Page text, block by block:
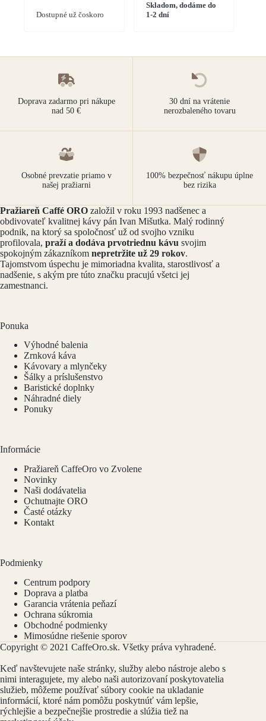
variantov.
vybrať
stránke
produktu.
Dostupné už čoskoro
variantov.
Možnosti
na
Skladom, dodáme do
1-2 dní
Doprava zadarmo pri nákupe
nad 50 €
30 dní na vrátenie
nerozbaleného tovaru
Osobné prevzatie priamo v
našej pražiarni
100% bezpečnosť nákupu úplne
bez rizika
Pražiareň Caffé ORO založil v roku 1993 nadšenec a
obdivovateľ kvalitnej kávy pán Ivan Mišutka. Malý rodinný
podnik, na ktorý sa spoločnosť už od svojho vzniku
profilovala, praží a dodáva prvotriednu kávu svojim
spokojným zákazníkom nepretržite už 29 rokov.
Tajomstvom úspechu je mimoriadna kvalita, starostlivosť a
nadšenie, s akým pre túto značku pracujú všetci jej
zamestnanci.
Ponuka
Výhodné balenia
Zrnková káva
Kávovary a mlynčeky
Šálky a príslušenstvo
Baristické doplnky
Náhradné diely
Ponuky
Informácie
Pražiareň CaffeOro vo Zvolene
Novinky
Naši dodávatelia
Ochutnajte ORO
Časté otázky
Kontakt
Podmienky
Centrum podpory
Doprava a platba
Garancia vrátenia peňazí
Ochrana súkromia
Obchodné podmienky
Mimosúdne riešenie sporov
Copyright © 2021 CaffeOro.sk. Všetky práva vyhradené.
Keď navštevujete naše stránky, služby alebo nástroje alebo s
nimi interagujete, my alebo naši autorizovaní poskytovatelia
služieb, môžeme používať súbory cookie na ukladanie
informácií, ktoré nám pomôžu poskytnúť vám lepšie,
rýchlejšie a bezpečnejšie prostredie a slúžia tiež na